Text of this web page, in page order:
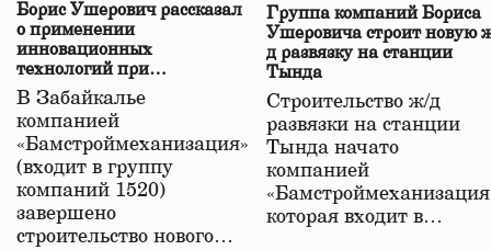
Борис Ушерович рассказал
о применении
инновационных
технологий при
строительстве нового моста
в Забайкалье
В Забайкалье
компанией
«Бамстроймеханизация»
(входит в группу
компаний 1520)
завершено
строительство нового…
Группа компаний Бориса
Ушеровича строит новую
д развязку на станции
Тында
Строительство ж/д
развязки на станции
Тында начато
компанией
которая входит в…